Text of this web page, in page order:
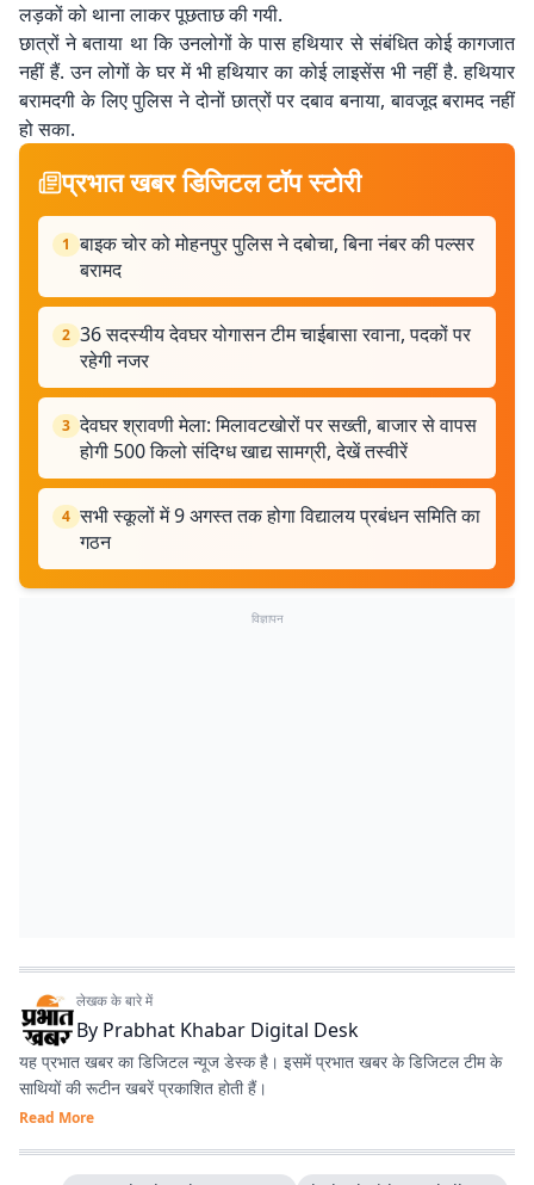
लड़कों को थाना लाकर पूछताछ की गयी.
छात्रों ने बताया था कि उनलोगों के पास हथियार से संबंधित कोई कागजात
नहीं हैं. उन लोगों के घर में भी हथियार का कोई लाइसेंस भी नहीं है. हथियार
बरामदगी के लिए पुलिस ने दोनों छात्रों पर दबाव बनाया, बावजूद बरामद नहीं
हो सका.
प्रभात खबर डिजिटल टॉप स्टोरी
1 बाइक चोर को मोहनपुर पुलिस ने दबोचा, बिना नंबर की पल्सर
बरामद
2 36 सदस्यीय देवघर योगासन टीम चाईबासा रवाना, पदकों पर
रहेगी नजर
3 देवघर श्रावणी मेला: मिलावटखोरों पर सख्ती, बाजार से वापस
होगी 500 किलो संदिग्ध खाद्य सामग्री, देखें तस्वीरें
4 सभी स्कूलों में 9 अगस्त तक होगा विद्यालय प्रबंधन समिति का
गठन
विज्ञापन
लेखक के बारे में
By Prabhat Khabar Digital Desk
यह प्रभात खबर का डिजिटल न्यूज डेस्क है। इसमें प्रभात खबर के डिजिटल टीम के
साथियों की रूटीन खबरें प्रकाशित होती हैं।
Read More